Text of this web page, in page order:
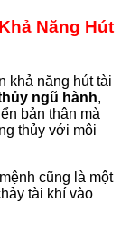
Năng Hút
khả năng hút tài
ngũ hành,
bản thân mà
thủy với môi
cũng là một
tài khí vào